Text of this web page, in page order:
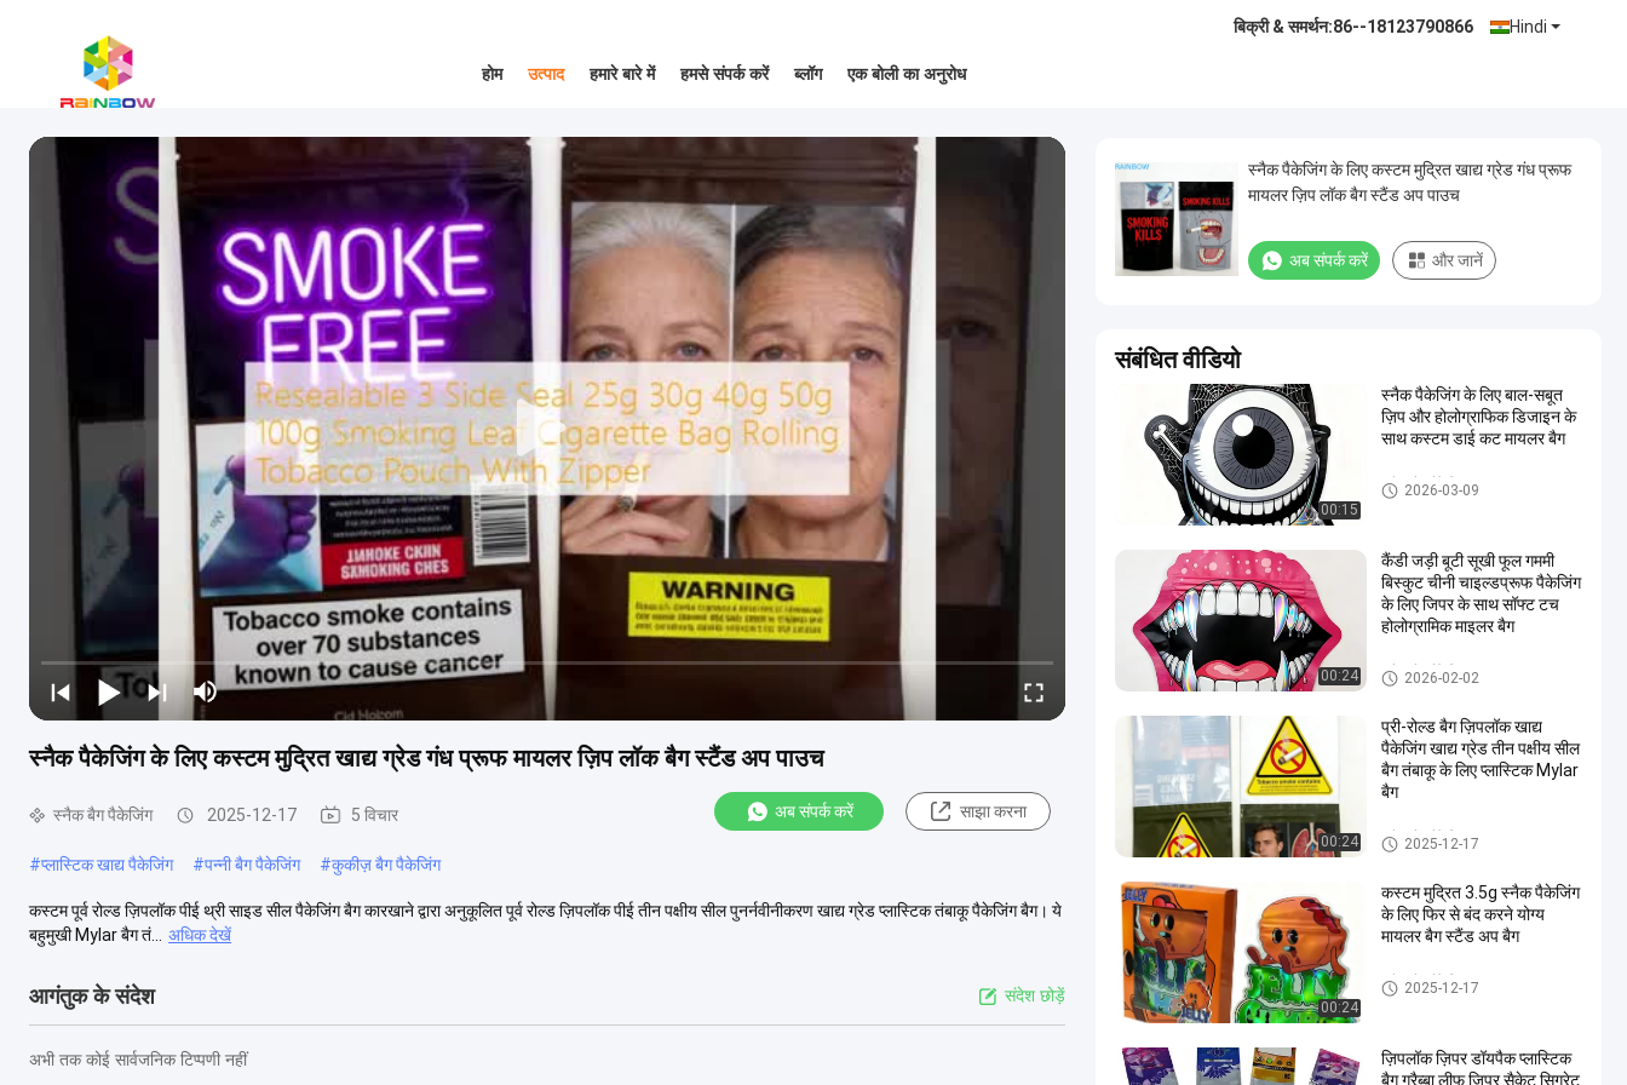
Hindi
बिक्री & समर्थन:86--18123790866
होम उत्पाद हमारे बारे में हमसे संपर्क करें ब्लॉग एक बोली का अनुरोध
स्नैक पैकेजिंग के लिए कस्टम मुद्रित खाद्य ग्रेड गंध प्रूफ मायलर ज़िप लॉक बैग स्टैंड अप पाउच
स्नैक बैग पैकेजिंग 2025-12-17 5 विचार अब संपर्क करें साझा करना
#प्लास्टिक खाद्य पैकेजिंग #पन्नी बैग पैकेजिंग #कुकीज़ बैग पैकेजिंग
कस्टम पूर्व रोल्ड ज़िपलॉक पीई थ्री साइड सील पैकेजिंग बैग कारखाने द्वारा अनुकूलित पूर्व रोल्ड ज़िपलॉक पीई तीन पक्षीय सील पुनर्नवीनीकरण खाद्य ग्रेड प्लास्टिक तंबाकू पैकेजिंग बैग। ये
बहुमुखी Mylar बैग तं...
अधिक देखें
आगंतुक के संदेश संदेश छोड़ें
अभी तक कोई सार्वजनिक टिप्पणी नहीं
स्नैक पैकेजिंग के लिए कस्टम मुद्रित खाद्य ग्रेड गंध प्रूफ
मायलर ज़िप लॉक बैग स्टैंड अप पाउच
अब संपर्क करें और जानें
संबंधित वीडियो
00:15
स्नैक पैकेजिंग के लिए बाल-सबूत
ज़िप और होलोग्राफिक डिजाइन के
साथ कस्टम डाई कट मायलर बैग
स्नैक बैग पैकेजिंग
2026-03-09
00:24
कैंडी जड़ी बूटी सूखी फूल गममी
बिस्कुट चीनी चाइल्डप्रूफ पैकेजिंग
के लिए जिपर के साथ सॉफ्ट टच
होलोग्रामिक माइलर बैग
स्नैक बैग पैकेजिंग
2026-02-02
00:24
प्री-रोल्ड बैग ज़िपलॉक खाद्य
पैकेजिंग खाद्य ग्रेड तीन पक्षीय सील
बैग तंबाकू के लिए प्लास्टिक Mylar
बैग
स्नैक बैग पैकेजिंग
2025-12-17
00:24
कस्टम मुद्रित 3.5g स्नैक पैकेजिंग
के लिए फिर से बंद करने योग्य
मायलर बैग स्टैंड अप बैग
स्नैक बैग पैकेजिंग
2025-12-17
ज़िपलॉक ज़िपर डॉयपैक प्लास्टिक
बैग ग्रैब्बा लीफ ज़िपर सैकेट सिगरेट